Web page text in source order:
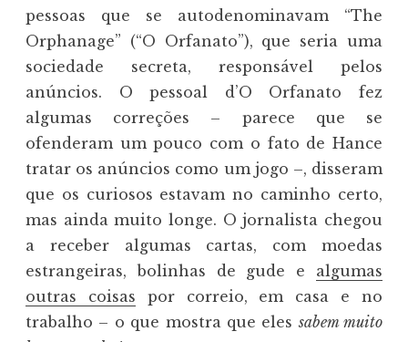
pessoas que se autodenominavam “The
Orphanage” (“O Orfanato”), que seria uma
sociedade secreta, responsável pelos
anúncios. O pessoal d’O Orfanato fez
algumas correções – parece que se
ofenderam um pouco com o fato de Hance
tratar os anúncios como um jogo –, disseram
que os curiosos estavam no caminho certo,
mas ainda muito longe. O jornalista chegou
a receber algumas cartas, com moedas
estrangeiras, bolinhas de gude e algumas
outras coisas por correio, em casa e no
trabalho – o que mostra que elessabem muito